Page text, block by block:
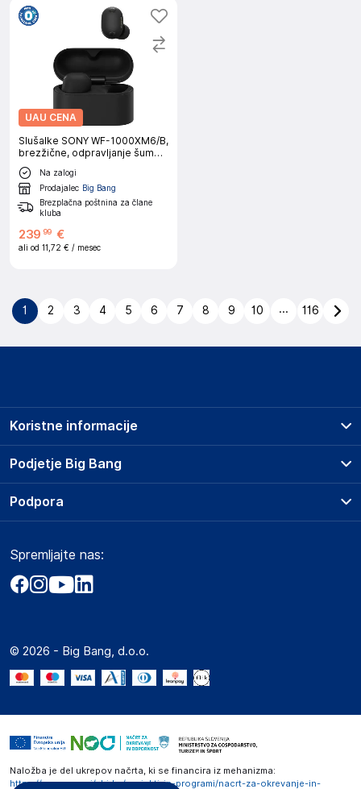
UAU CENA
Slušalke SONY WF-1000XM6/B,
brezžične, odpravljanje šumov,
črne
Na zalogi
Prodajalec Big Bang
Brezplačna poštnina za člane
kluba
239 99 €
ali od 11,72 € / mesec
1 2 3 4 5 6 7 8 9 10 ... 116
Podjetje Big Bang
O podjetju
Obvestila za javnost
Akt o digitalnih storitvah
Marketplace za partnerje
Novosti
Koristne informacije
Prodajna mesta
Storitve
Dostava, vnos in odvoz
Zavarovanje izdelkov
Podpora
Marketplace
Kako oddati naročilo?
Spremljajte nas:
© 2026 - Big Bang, d.o.o.
Naložba je del ukrepov načrta, ki se financira iz mehanizma:
https://www.gov.si/zbirke/projekti-in-programi/nacrt-za-okrevanje-in-